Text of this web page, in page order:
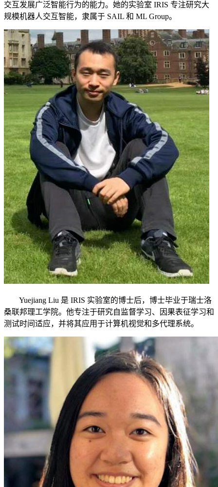
交互发展广泛智能行为的能力。她的实验室 IRIS 专注研究大
规模机器人交互智能，隶属于 SAIL 和 ML Group。
Yuejiang Liu 是 IRIS 实验室的博士后，博士毕业于瑞士洛
桑联邦理工学院。他专注于研究自监督学习、因果表征学习和
测试时间适应，并将其应用于计算机视觉和多代理系统。